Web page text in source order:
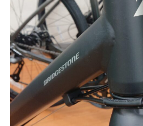
修理・メンテナンス工賃
盗難保証
SpotMateログイン
オリジナル自転車